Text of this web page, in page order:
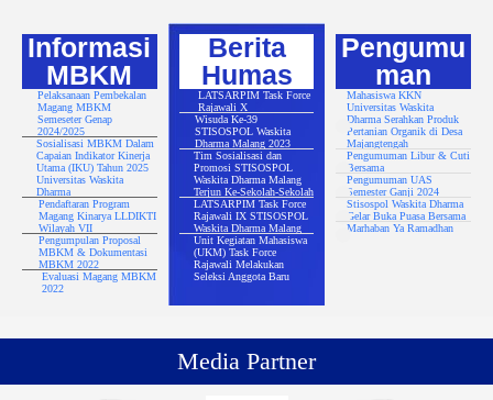
Informasi
MBKM
Pelaksanaan Pembekalan
Magang MBKM
Semeseter Genap
2024/2025
Sosialisasi MBKM Dalam
Capaian Indikator Kinerja
Utama (IKU) Tahun 2025
Universitas Waskita
Dharma
Pendaftaran Program
Magang Kinarya LLDIKTI
Wilayah VII
Pengumpulan Proposal
MBKM & Dokumentasi
MBKM 2022
Evaluasi Magang MBKM
2022
Berita
Humas
LATSARPIM Task Force
Rajawali X
Wisuda Ke-39
STISOSPOL Waskita
Dharma Malang 2023
Tim Sosialisasi dan
Promosi STISOSPOL
Waskita Dharma Malang
Terjun Ke-Sekolah-Sekolah
LATSARPIM Task Force
Rajawali IX STISOSPOL
Waskita Dharma Malang
Unit Kegiatan Mahasiswa
(UKM) Task Force
Rajawali Melakukan
Seleksi Anggota Baru
Pengumu
man
Mahasiswa KKN
Universitas Waskita
Dharma Serahkan Produk
Pertanian Organik di Desa
Majangtengah
Pengumuman Libur & Cuti
Bersama
Pengumuman UAS
Semester Ganji 2024
Stisospol Waskita Dharma
Gelar Buka Puasa Bersama
Marhaban Ya Ramadhan
Media Partner